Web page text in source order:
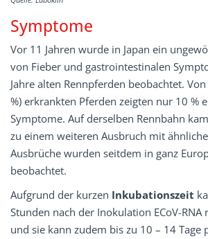
Symptome
Vor 11 Jahren wurde in Japan ein
von Fieber und gastrointestinalen
Jahre alten Rennpferden beobachtet.
%) erkrankten Pferden zeigten nur 10 %
Symptome. Auf derselben Rennbahn
zu einem weiteren Ausbruch mit
Ausbrüche wurden seitdem in ganz
beobachtet.
Aufgrund der kurzen Inkubationszeit
Stunden nach der Inokulation ECoV-RNA
und sie kann zudem bis zu 10 – 14 Tage